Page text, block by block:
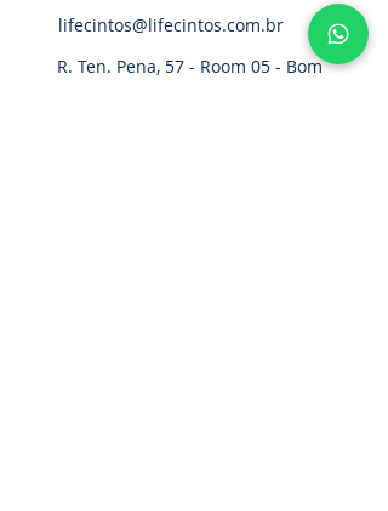
lifecintos@lifecintos.com.br
R. Ten. Pena, 57 - Room 05 - Bom